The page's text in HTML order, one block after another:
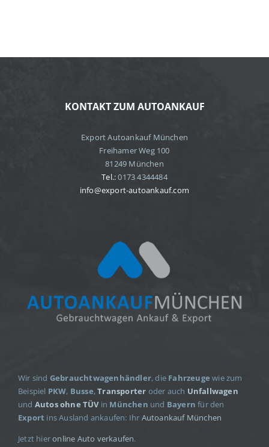
KONTAKT ZUM AUTOANKAUF
Export Autoankauf München
Freihamer Weg 100
81249 München
Tel.:0173 4344484
info@export-autoankauf.com
Wir sind Gebrauchtwagenhändler, die Fahrzeuge wie zum
Beispiel PKW, Busse,Transporter oder auch Unfallwagen
und Autos ohne TÜVin München und Bayernfür den
Export ins Ausland ankaufen: Ihr Autoankauf München
Jetzt hieronline Auto verkaufen.